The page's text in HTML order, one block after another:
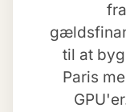
til at
Paris